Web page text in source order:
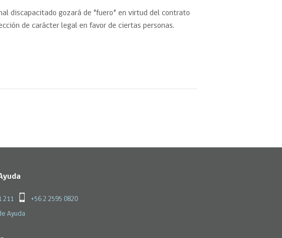
discapacitado gozará de “fuero” en virtud del contrato
de carácter legal en favor de ciertas personas.
211 +56 2 2595 0820
Ayuda